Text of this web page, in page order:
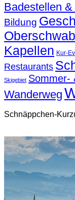
Badestellen
Bildung
Kapellen Kur-
Restaurants
Skigebiet Sommer-
Wanderweg
Schnäppchen-